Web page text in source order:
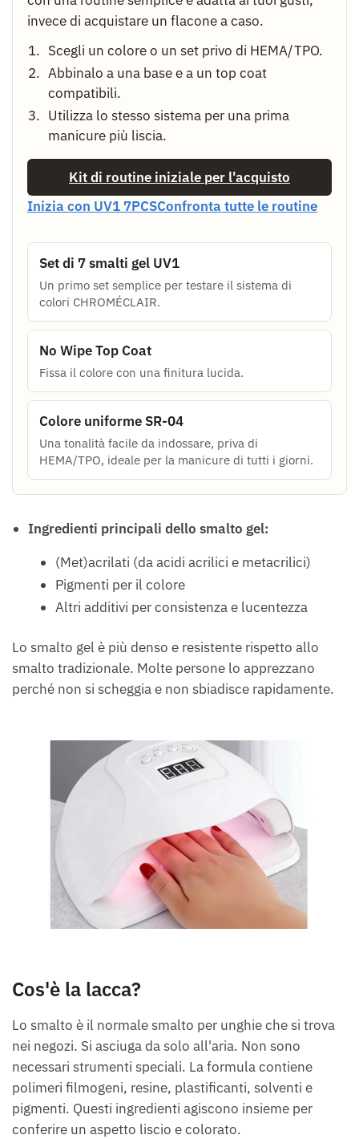
invece di acquistare un flacone a caso.
Scegli un colore o un set privo di HEMA/TPO.
Abbinalo a una base e a un top coat
compatibili.
Utilizza lo stesso sistema per una prima
manicure più liscia.
Kit di routine iniziale per l'acquisto
Inizia con UV1 7PCSConfronta tutte le routine
Set di 7 smalti gel UV1
Un primo set semplice per testare il sistema di
colori CHROMÉCLAIR.
No Wipe Top Coat
Fissa il colore con una finitura lucida.
Colore uniforme SR-04
Una tonalità facile da indossare, priva di
HEMA/TPO, ideale per la manicure di tutti i giorni.
Ingredienti principali dello smalto gel:
(Met)acrilati (da acidi acrilici e metacrilici)
Pigmenti per il colore
Altri additivi per consistenza e lucentezza
Lo smalto gel è più denso e resistente rispetto allo
smalto tradizionale. Molte persone lo apprezzano
perché non si scheggia e non sbiadisce rapidamente.
Cos'è la lacca?
Lo smalto è il normale smalto per unghie che si trova
nei negozi. Si asciuga da solo all'aria. Non sono
necessari strumenti speciali. La formula contiene
polimeri filmogeni, resine, plastificanti, solventi e
pigmenti. Questi ingredienti agiscono insieme per
conferire un aspetto liscio e colorato.